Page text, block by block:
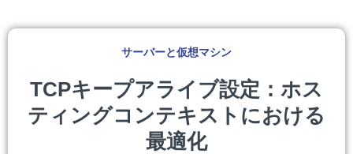
サーバーと仮想マシン
TCPキープアライブ設定：ホス
ティングコンテキストにおける
最適化